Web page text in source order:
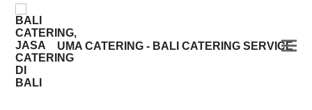
UMA CATERING - BALI CATERING SERVICE